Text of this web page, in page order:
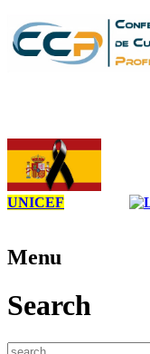
UNICEF
Menu
Search